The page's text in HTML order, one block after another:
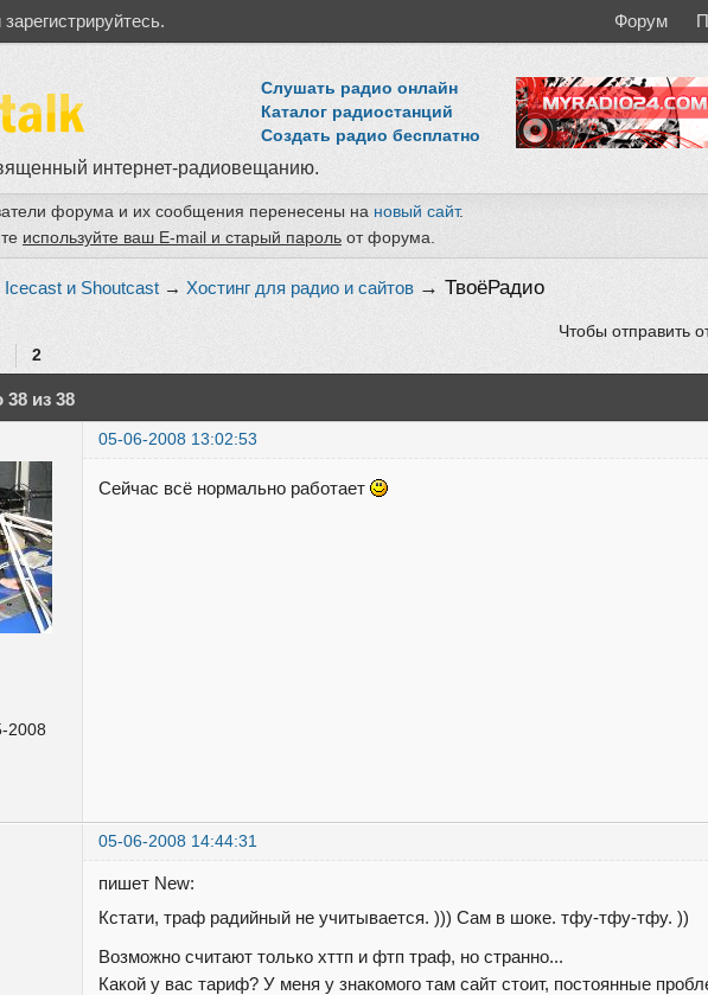
Форум
Слушать радио онлайн
Каталог радиостанций
Создать радио бесплатно
интернет-радиовещанию.
форума и их сообщения перенесены на новый сайт.
используйте ваш E-mail и старый пароль от форума.
и Shoutcast → Хостинг для радио и сайтов → ТвоёРадио
2
Чтобы отправить
из 38
05-06-2008 13:02:53
2008
Сейчас всё нормально работает
05-06-2008 14:44:31
пишет New:
Кстати, траф радийный не учитывается. ))) Сам в шоке. тфу-тфу-тфу. ))
Возможно считают только хттп и фтп траф, но странно...
Какой у вас тариф? У меня у знакомого там сайт стоит, постоянные